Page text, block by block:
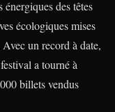
des têtes
écologiques mises
un record à date,
a tourné à
billets vendus